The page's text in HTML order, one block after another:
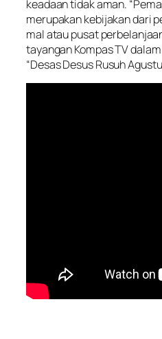
keadaan tidak aman.
merupakan kebijakan dari
mal atau pusat
tayangan Kompas TV
“Desas Desus Rusuh